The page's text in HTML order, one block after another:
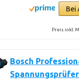
Bei
Preis inkl.
Bosch
Spannungsprüfer